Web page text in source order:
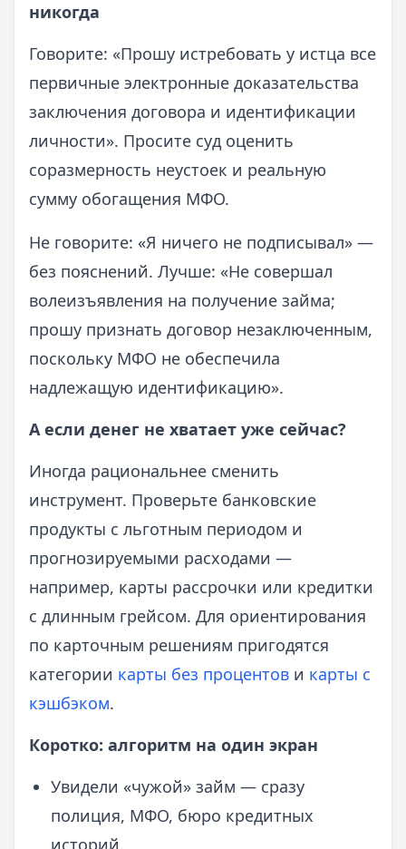
никогда
Говорите: «Прошу истребовать у истца все
первичные электронные доказательства
заключения договора и идентификации
личности». Просите суд оценить
соразмерность неустоек и реальную
сумму обогащения МФО.
Не говорите: «Я ничего не подписывал» —
без пояснений. Лучше: «Не совершал
волеизъявления на получение займа;
прошу признать договор незаключенным,
поскольку МФО не обеспечила
надлежащую идентификацию».
А если денег не хватает уже сейчас?
Иногда рациональнее сменить
инструмент. Проверьте банковские
продукты с льготным периодом и
прогнозируемыми расходами —
например, карты рассрочки или кредитки
с длинным грейсом. Для ориентирования
по карточным решениям пригодятся
категории карты без процентов и карты с
кэшбэком.
Коротко: алгоритм на один экран
Увидели «чужой» займ — сразу
полиция, МФО, бюро кредитных
историй.